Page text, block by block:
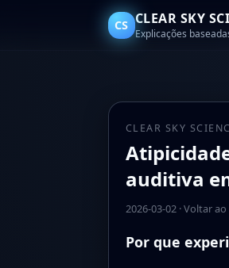
CS CLEAR SKY
Explicações
CLEAR SKY
auditiva
2026-03-02·Voltar ao
Por que